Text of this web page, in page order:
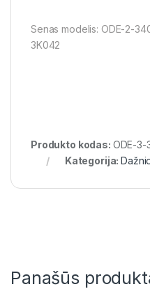
Senas modelis: ODE-2-
3K042
Produkto kodas: ODE-3-
Kategorija:
Panašūs